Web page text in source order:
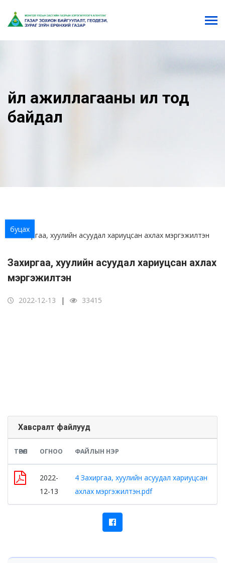
Үйл ажиллагааны ил тод
байдал
буцах
Захиргаа, хуулийн асуудал хариуцсан ахлах
мэргэжилтэн
2022-12-13 33415
Хавсралт файлууд
ТӨРӨЛ ОГНОО ФАЙЛЫН НЭР
2022-
12-13
4 Захиргаа, хуулийн асуудал хариуцсан
ахлах мэргэжилтэн.pdf